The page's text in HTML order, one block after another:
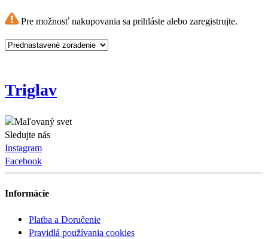
Pre možnosť nakupovania sa prihláste alebo zaregistrujte.
Triglav
Sledujte nás
Instagram
Facebook
Informácie
Platba a Doručenie
Pravidlá používania cookies